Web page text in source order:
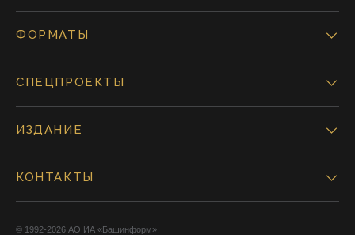
ФОРМАТЫ
СПЕЦПРОЕКТЫ
ИЗДАНИЕ
КОНТАКТЫ
© 1992-2026 АО ИА «Башинформ».